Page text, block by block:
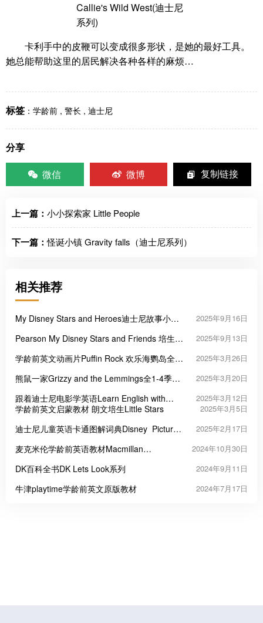
Callie's Wild West(迪士尼
系列)
卡利手中的皮鞭可以变成很多形状，是她的最好工具。
她总能帮助这里的居民解决各种各样的麻烦…
标签 ： 学龄前 , 警长 , 迪士尼
分享
微信
微博 复制链接
上一篇： 小小探索家 Little People
下一篇：怪诞小镇 Gravity falls（迪士尼系列）
相关推荐
My Disney Stars and Heroes迪士尼故事小学
2025年9月16日
Pearson My Disney Stars and Friends 培生迪
2025年9月13日
学龄前英文动画片Puffin Rock 欢乐海鹦岛全1-
2025年3月26日
熊鼠一家Grizzy and the Lemmings全1-4季共
2025年3月20日
跟着迪士尼电影学英语Learn English with
Disney Movies 更新至74集
2025年3月12日
学龄前英文启蒙教材 朗文培生Little Stars 2025年3月5日
迪士尼儿童英语卡通图解词典Disney Picture
2025年2月17日
麦克米伦学龄前英语教材Macmillan
2024年10月30日
DK百科全书DK Lets Look系列 2024年9月11日
牛津playtime学龄前英文原版教材 2024年7月17日